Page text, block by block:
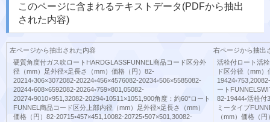
このページに含まれるテキストデータ(PDFから抽出
された内容)
左ページから抽出された内容
硬質角度付ガス吹ロートHARDGLASSFUNNEL商品コード区分外
径（mm）足外径×足長さ（mm）価格（円）82-
20214◦306×3072082-20224◦456×4576082-20234◦506×5585082-
20244◦608×6592082-20264◦759×801,05082-
20274◦9010×951,32082-20294◦10511×1051,900角度：約60°ロート
FUNNEL商品コード区分上部内径（mm）足外径×足長さ（mm）
価格（円）82-20715◦457×451,10082-20725◦507×501,30082-
右ページから抽出
活栓付ロート活
ド区分径（mm
ート
82-19444◦活栓
ミータイプ
（mm）価格（